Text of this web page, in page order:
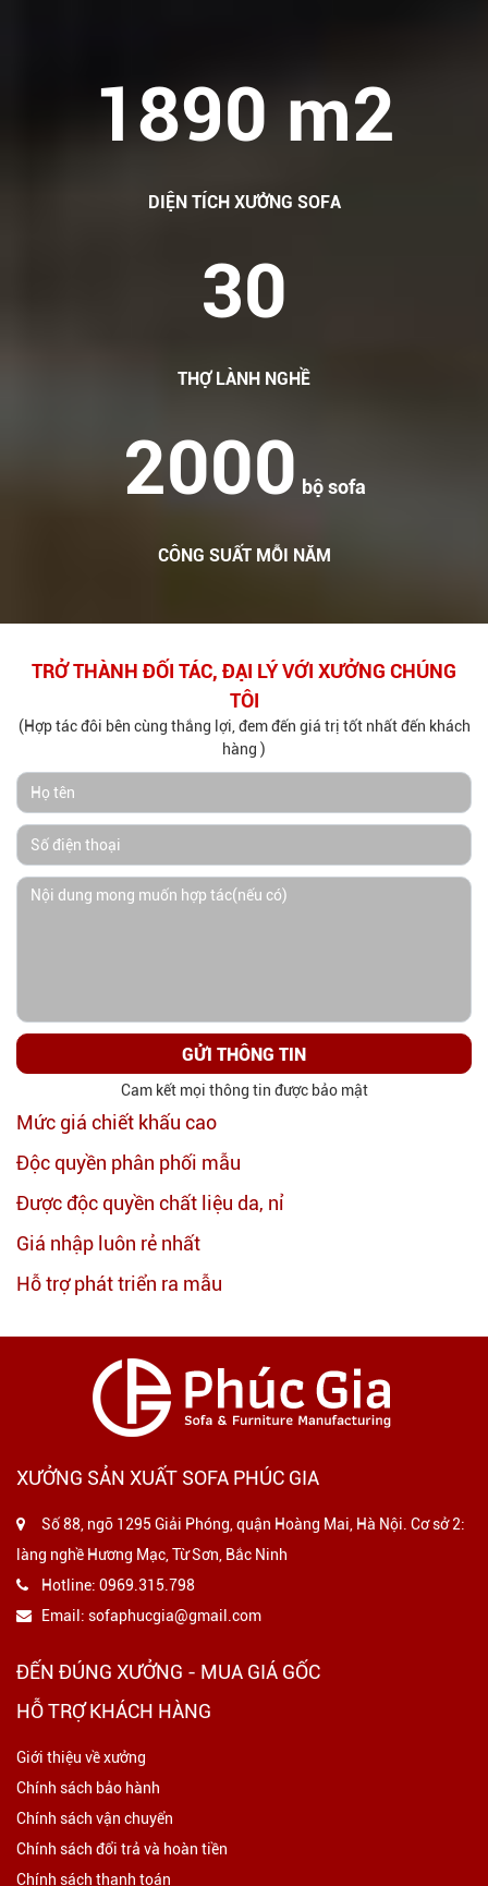
1890 m2
DIỆN TÍCH XƯỞNG SOFA
30
THỢ LÀNH NGHỀ
2000 bộ sofa
CÔNG SUẤT MỖI NĂM
TRỞ THÀNH ĐỐI TÁC, ĐẠI LÝ VỚI XƯỞNG CHÚNG
TÔI
(Hợp tác đôi bên cùng thắng lợi, đem đến giá trị tốt nhất đến khách
hàng )
GỬI THÔNG TIN
Cam kết mọi thông tin được bảo mật
Mức giá chiết khấu cao
Độc quyền phân phối mẫu
Được độc quyền chất liệu da, nỉ
Giá nhập luôn rẻ nhất
Hỗ trợ phát triển ra mẫu
XƯỞNG SẢN XUẤT SOFA PHÚC GIA
Số 88, ngõ 1295 Giải Phóng, quận Hoàng Mai, Hà Nội. Cơ sở 2:
làng nghề Hương Mạc, Từ Sơn, Bắc Ninh
Hotline: 0969.315.798
Email: sofaphucgia@gmail.com
ĐẾN ĐÚNG XƯỞNG - MUA GIÁ GỐC
HỖ TRỢ KHÁCH HÀNG
Giới thiệu về xưởng
Chính sách bảo hành
Chính sách vận chuyển
Chính sách đổi trả và hoàn tiền
Chính sách thanh toán